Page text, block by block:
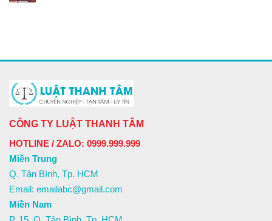
CÔNG TY LUẬT THANH TÂM
HOTLINE / ZALO: 0999.999.999
Miền Trung
Q. Tân Bình, Tp. HCM
Email: emailabc@gmail.com
Miền Nam